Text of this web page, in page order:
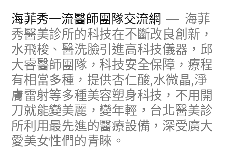
海菲秀一流醫師團隊交流網
海菲
秀醫美診所的科技在不斷改良創新，
水飛梭、醫洗臉引進高科技儀器，邱
大睿醫師團隊，科技安全保障，療程
有相當多種，提供杏仁酸,水微晶,淨
膚雷射等多種美容塑身科技，不用開
刀就能變美麗，變年輕，台北醫美診
所利用最先進的醫療設備，深受廣大
愛美女性們的青睞。